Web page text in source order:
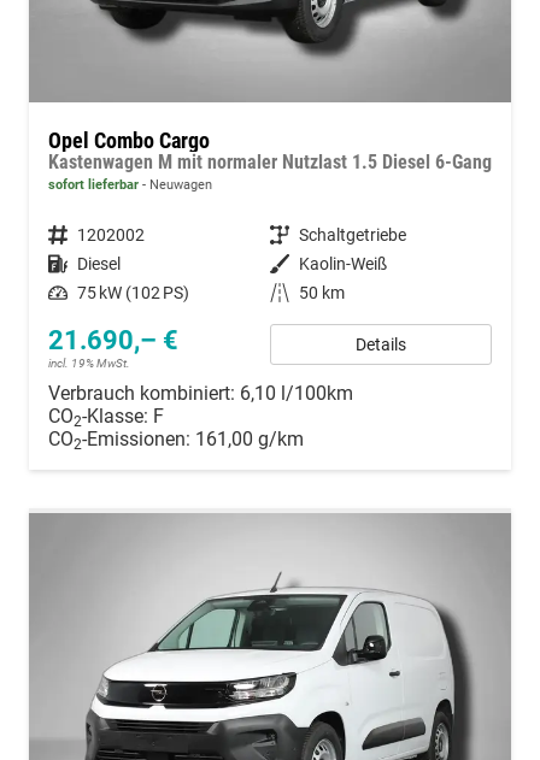
Opel Combo Cargo
Kastenwagen M mit normaler Nutzlast 1.5 Diesel 6-Gang
sofort lieferbar Neuwagen
Fahrzeugnummer 1202002 Getriebe Schaltgetriebe
Kraftstoff Diesel Außenfarbe Kaolin-Weiß
Leistung 75 kW (102 PS) Kilometerstand 50 km
21.690,– €
incl. 19% MwSt.
Details
Verbrauch kombiniert: 6,10 l/100km
CO2-Klasse: F
CO2-Emissionen: 161,00 g/km